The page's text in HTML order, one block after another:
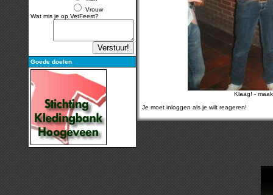
Vrouw
Wat mis je op VetFeest?
Goede doelen
Klaag! -
Je moet inloggen als je wilt reageren!